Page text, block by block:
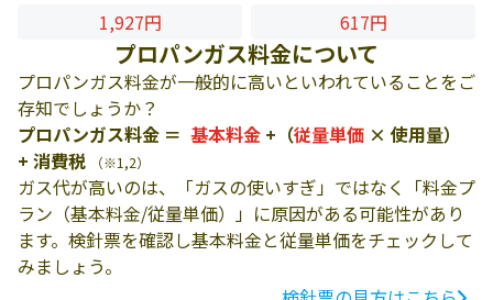
1,927円
617円
プロパンガス料金について
プロパンガス料金が一般的に高いといわれていることをご
存知でしょうか？
プロパンガス料金 ＝ 基本料金 +（従量単価 × 使用量）
+ 消費税
（※1,2）
ガス代が高いのは、「ガスの使いすぎ」ではなく「料金プ
ラン（基本料金/従量単価）」に原因がある可能性があり
ます。検針票を確認し基本料金と従量単価をチェックして
みましょう。